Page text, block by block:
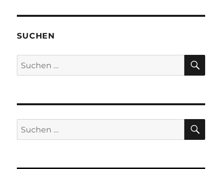
SUCHEN
Suchen
nach:
Suchen
nach: